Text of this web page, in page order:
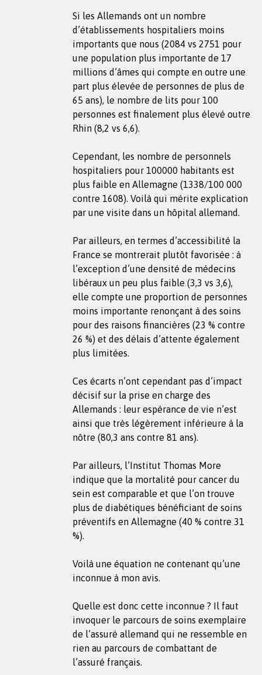
Si les Allemands ont un nombre
d’établissements hospitaliers moins
importants que nous (2084 vs 2751 pour
une population plus importante de 17
millions d’âmes qui compte en outre une
part plus élevée de personnes de plus de
65 ans), le nombre de lits pour 100
personnes est finalement plus élevé outre
Rhin (8,2 vs 6,6).
Cependant, les nombre de personnels
hospitaliers pour 100000 habitants est
plus faible en Allemagne (1338/100 000
contre 1608). Voilà qui mérite explication
par une visite dans un hôpital allemand.
Par ailleurs, en termes d’accessibilité la
France se montrerait plutôt favorisée : à
l’exception d’une densité de médecins
libéraux un peu plus faible (3,3 vs 3,6),
elle compte une proportion de personnes
moins importante renonçant à des soins
pour des raisons financières (23 % contre
26 %) et des délais d’attente également
plus limitées.
Ces écarts n’ont cependant pas d’impact
décisif sur la prise en charge des
Allemands : leur espérance de vie n’est
ainsi que très légèrement inférieure à la
nôtre (80,3 ans contre 81 ans).
Par ailleurs, l’Institut Thomas More
indique que la mortalité pour cancer du
sein est comparable et que l’on trouve
plus de diabétiques bénéficiant de soins
préventifs en Allemagne (40 % contre 31
%).
Voilà une équation ne contenant qu’une
inconnue à mon avis.
Quelle est donc cette inconnue ? Il faut
invoquer le parcours de soins exemplaire
de l’assuré allemand qui ne ressemble en
rien au parcours de combattant de
l’assuré français.